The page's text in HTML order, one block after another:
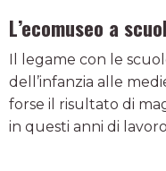
L’ecomuseo a
Il legame con le
dell’infanzia alle
forse il risultato di
in questi anni di